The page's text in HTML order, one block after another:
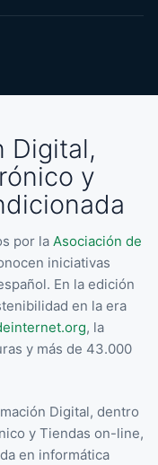
Digital,
y
por la Asociación de
iniciativas
En la edición
en la era
, la
y más de 43.000
Digital, dentro
y Tiendas on-line,
en informática